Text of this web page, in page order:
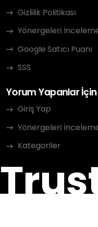
Gizlilik Politikası
Yönergeleri
Google Satıcı Puanı
SSS
Yorum Yapanlar İçin
Giriş Yap
Yönergeleri
Kategoriler